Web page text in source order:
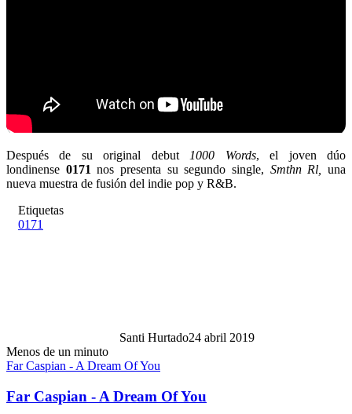
Después de su original debut 1000 Words, el joven dúo
londinense 0171 nos presenta su segundo single, Smthn Rl,
una
nueva muestra de fusión del indie pop y R&B.
Etiquetas
0171
Santi Hurtado24 abril 2019
Menos de un minuto
Far Caspian - A Dream Of You
Far Caspian - A Dream Of You